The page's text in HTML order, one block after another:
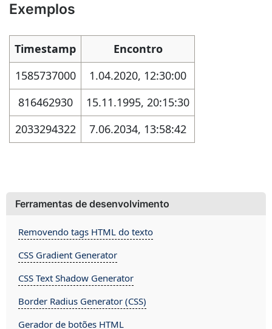
Exemplos
Timestamp
Encontro
1585737000
1.04.2020, 12:30:00
816462930
15.11.1995, 20:15:30
2033294322
7.06.2034, 13:58:42
Ferramentas de desenvolvimento
Removendo tags HTML do texto
CSS Gradient Generator
CSS Text Shadow Generator
Border Radius Generator (CSS)
Gerador de botões HTML